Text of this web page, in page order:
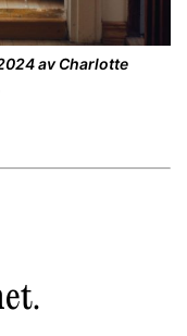
av Charlotte